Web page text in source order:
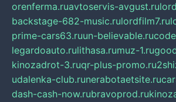
orenferma.ruavtoservis-avgust.ru
backstage-682-music.rulordfilm7.ru
prime-cars63.ruun-believable.ru
legardoauto.rulithasa.rumuz-1.ru
kinozadrot-3.ruqr-plus-promo.ru
udalenka-club.runerabotaetsite.ru
dash-cash-now.rubravoprod.ru